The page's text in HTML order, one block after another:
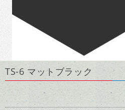
TS-6 マットブラック